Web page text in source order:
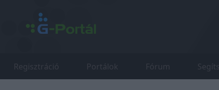
Regisztráció Portálok Fórum